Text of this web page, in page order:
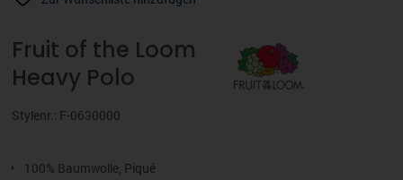
Fruit of the Loom
Heavy Polo
Stylenr.: F-0630000
100% Baumwolle, Piqué